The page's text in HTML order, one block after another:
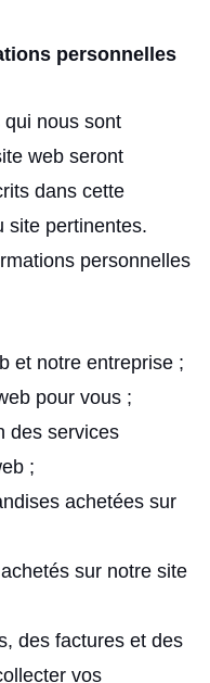
personnelles
nous sont
web seront
dans cette
site pertinentes.
personnelles
et notre entreprise ;
pour vous ;
des services
;
achetées sur
sur notre site
des factures et des
vos